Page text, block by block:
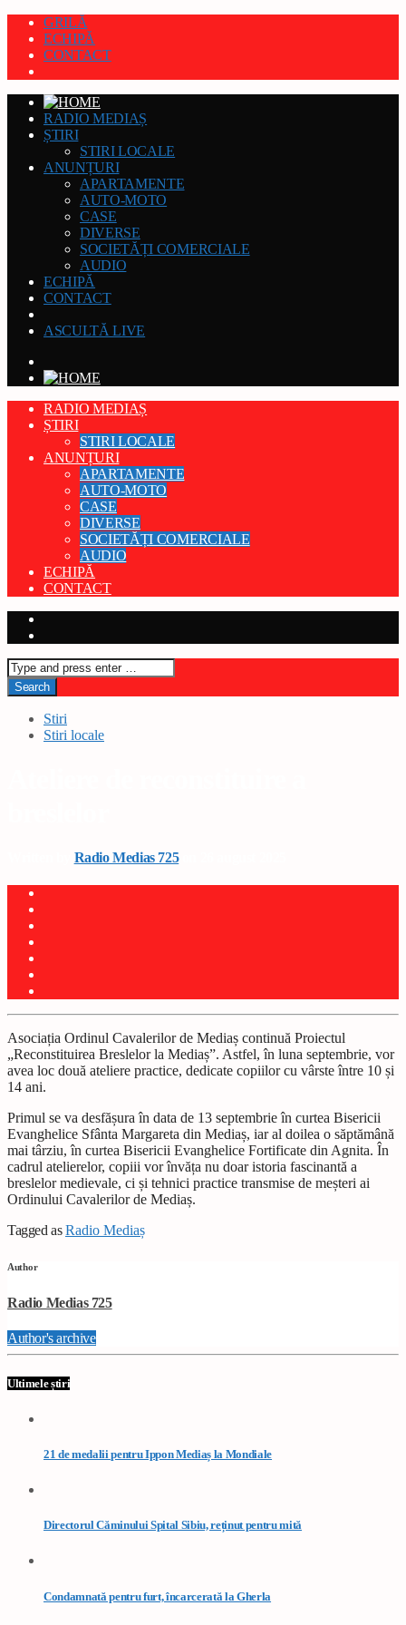
GRILĂ
ECHIPĂ
CONTACT
RADIO MEDIAȘ
ȘTIRI
STIRI LOCALE
ANUNȚURI
APARTAMENTE
AUTO-MOTO
CASE
DIVERSE
SOCIETĂȚI COMERCIALE
AUDIO
ECHIPĂ
CONTACT
ASCULTĂ LIVE
RADIO MEDIAȘ
ȘTIRI
STIRI LOCALE
ANUNȚURI
APARTAMENTE
AUTO-MOTO
CASE
DIVERSE
SOCIETĂȚI COMERCIALE
AUDIO
ECHIPĂ
CONTACT
Stiri
Stiri locale
Radio Medias 725on 26 august 2025
Asociația Ordinul Cavalerilor de Mediaș continuă Proiectul
„Reconstituirea Breslelor la Mediaș”. Astfel, în luna septembrie, vor
avea loc două ateliere practice, dedicate copiilor cu vârste între 10 și
14 ani.
Primul se va desfășura în data de 13 septembrie în curtea Bisericii
Evanghelice Sfânta Margareta din Mediaș, iar al doilea o săptămână
mai târziu, în curtea Bisericii Evanghelice Fortificate din Agnita. În
cadrul atelierelor, copiii vor învăța nu doar istoria fascinantă a
breslelor medievale, ci și tehnici practice transmise de meșteri ai
Ordinului Cavalerilor de Mediaș.
Tagged asRadio Mediaș
Author
Radio Medias 725
Author's archive
Ultimele știri
21 de medalii pentru Ippon Mediaș la Mondiale
Directorul Căminului Spital Sibiu, reținut pentru mită
Condamnată pentru furt, încarcerată la Gherla